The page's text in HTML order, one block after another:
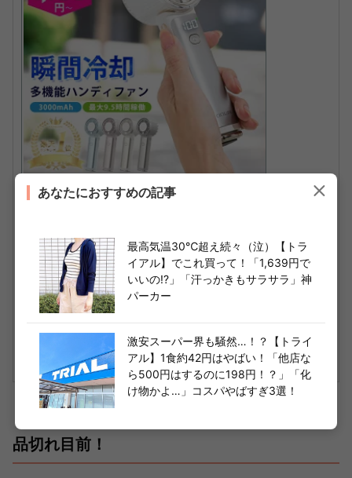
【衝撃セール1,100円〜☆楽天1位】＜公式＞
ト 扇風機 ハンディファン 静音 軽量 強風 小
型 冷却モード 充電式 冷却 扇風機 卓上 小型
扇風機 携帯扇風機 cicibella コンパクト 手持
ち扇風機
楽天で購入
品切れ目前！
あなたにおすすめの記事
最高気温30℃超え続々（泣）【トラ
イアル】でこれ買って！「1,639円で
いいの!?」「汗っかきもサラサラ」神
パーカー
激安スーパー界も騒然…！？【トライ
アル】1食約42円はやばい！「他店な
ら500円はするのに198円！？」「化
け物かよ…」コスパやばすぎ3選！